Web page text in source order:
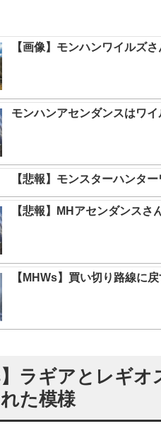
相互RSS
【画像】モンハンワイルズ
モンハンアセンダンスはワ
【悲報】モンスターハンタ
【悲報】MHアセンダンス
【MHWs】買い切り路線に
】ラギアとレギ
た模様